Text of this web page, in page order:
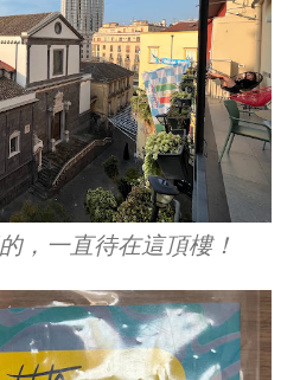
，一直待在這頂樓！